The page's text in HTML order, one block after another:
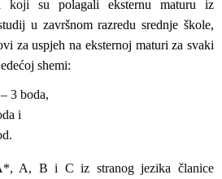
i koji su polagali eksternu maturu iz
u završnom razredu srednje škole,
za uspjeh na eksternoj maturi za svaki
shemi:
3 boda,
i
A, B i C iz stranog jezika članice